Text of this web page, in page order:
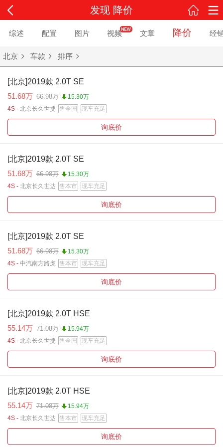
发现 降价
综述 配置 图片 视频 文章 降价 经
北京 车款 排序
[北京]2019款 2.0T SE
51.68万 66.98万
15.30万
4S - 北京长久世捷 售全国 现车充足
询底价
[北京]2019款 2.0T SE
51.68万 66.98万
15.30万
4S - 北京长久世达 售本市 现车充足
询底价
[北京]2019款 2.0T SE
51.68万 66.98万
15.30万
4S - 中汽南方路虎 售本市 现车充足
询底价
[北京]2019款 2.0T HSE
55.14万 71.08万
15.94万
4S - 北京长久世捷 售全国 现车充足
询底价
[北京]2019款 2.0T HSE
55.14万 71.08万
15.94万
4S - 北京长久世达 售本市 现车充足
询底价